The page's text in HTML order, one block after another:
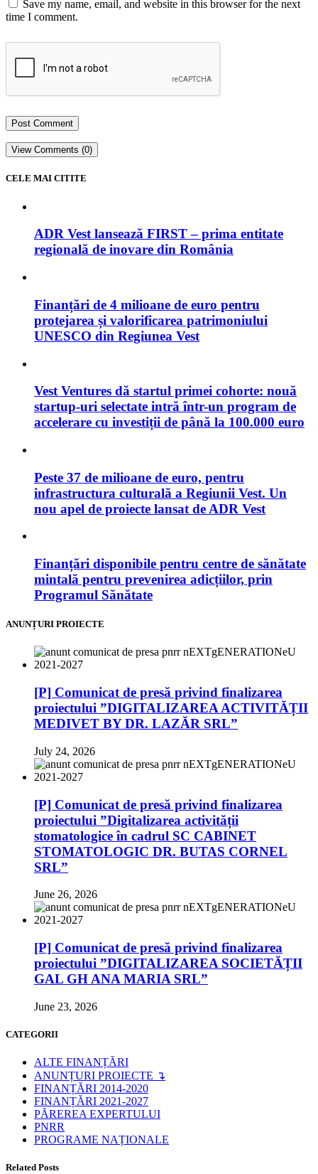
Save my name, email, and website in this browser for the next
time I comment.
View Comments (0)
CELE MAI CITITE
ADR Vest lansează FIRST – prima entitate
regională de inovare din România
Finanțări de 4 milioane de euro pentru
protejarea și valorificarea patrimoniului
UNESCO din Regiunea Vest
Vest Ventures dă startul primei cohorte: nouă
startup-uri selectate intră într-un program de
accelerare cu investiții de până la 100.000 euro
Peste 37 de milioane de euro, pentru
infrastructura culturală a Regiunii Vest. Un
nou apel de proiecte lansat de ADR Vest
Finanțări disponibile pentru centre de sănătate
mintală pentru prevenirea adicțiilor, prin
Programul Sănătate
ANUNȚURI PROIECTE
[P] Comunicat de presă privind finalizarea
proiectului ”DIGITALIZAREA ACTIVITĂȚII
MEDIVET BY DR. LAZĂR SRL”
July 24, 2026
[P] Comunicat de presă privind finalizarea
proiectului ”Digitalizarea activității
stomatologice în cadrul SC CABINET
STOMATOLOGIC DR. BUTAS CORNEL
SRL”
June 26, 2026
[P] Comunicat de presă privind finalizarea
proiectului ”DIGITALIZAREA SOCIETĂȚII
GAL GH ANA MARIA SRL”
June 23, 2026
CATEGORII
ALTE FINANȚĂRI
ANUNȚURI PROIECTE ↴
FINANȚĂRI 2014-2020
FINANȚĂRI 2021-2027
PĂREREA EXPERTULUI
PNRR
PROGRAME NAȚIONALE
Related Posts